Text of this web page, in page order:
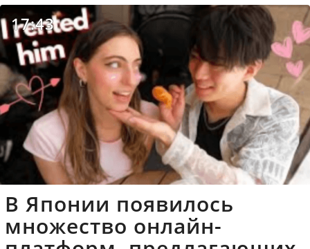
17:43
В Японии появилось
множество онлайн-